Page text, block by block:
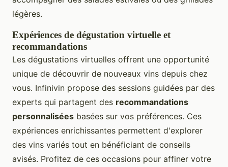
légères.
Expériences de dégustation virtuelle et
recommandations
Les dégustations virtuelles offrent une opportunité
unique de découvrir de nouveaux vins depuis chez
vous. Infinivin propose des sessions guidées par des
experts qui partagent des recommandations
personnalisées basées sur vos préférences. Ces
expériences enrichissantes permettent d'explorer
des vins variés tout en bénéficiant de conseils
avisés. Profitez de ces occasions pour affiner votre